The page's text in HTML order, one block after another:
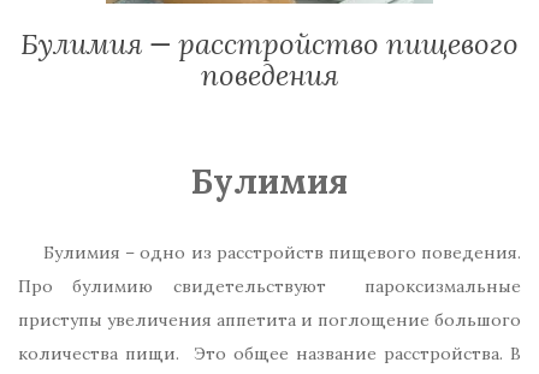
Булимия — расстройство пищевого
поведения
Булимия
Булимия – одно из расстройств пищевого поведения.
Про булимию свидетельствуют пароксизмальные
приступы увеличения аппетита и поглощение большого
количества пищи. Это общее название расстройства. В